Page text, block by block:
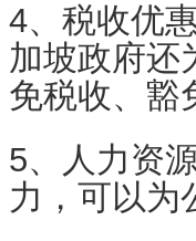
4、税收优
加坡政府还
免税收、豁
5、人力资
力，可以为